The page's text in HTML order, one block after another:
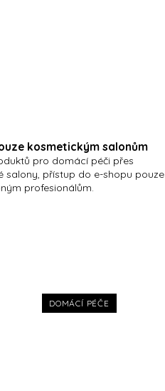
kosmetickým salonům
pro domácí péči přes
salony, přístup do e-shopu pouze
profesionálům.
DOMÁCÍ PÉČE